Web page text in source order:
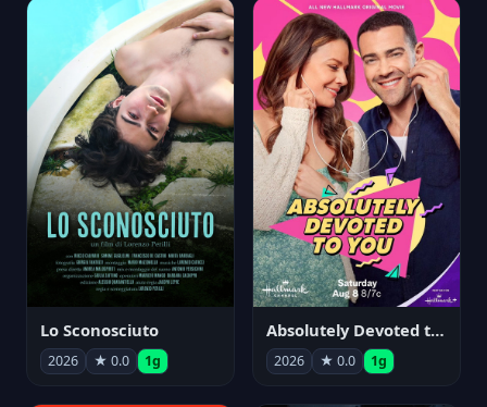
Lo Sconosciuto
2026 ★ 0.0 1g
Absolutely Devoted to You
2026 ★ 0.0 1g